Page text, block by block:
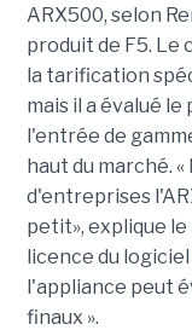
ARX500, selon
produit de F5. Le
la tarification
mais il a évalué
l'entrée de
haut du marché.
d'entreprises
petit», explique
licence du
l'appliance peut
finaux ».